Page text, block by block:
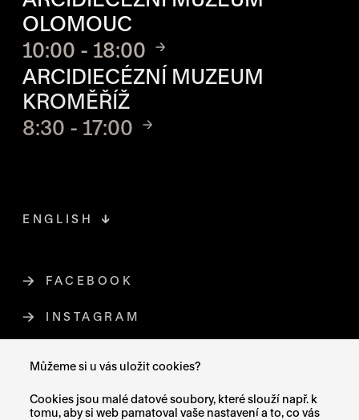
Můžeme si u vás uložit cookies?
Cookies jsou malé datové soubory, které slouží např. k
tomu, aby si web pamatoval vaše nastavení a to, co vás
OLOMOUC
10:00 - 18:00
ARCIDIECÉZNÍ MUZEUM
KROMĚŘÍŽ
8:30 - 17:00
FACEBOOKODKAZ SE OTEVŘE NA NOVÉ
INSTAGRAMODKAZ SE OTEVŘE NA NOVÉ
ENGLISH